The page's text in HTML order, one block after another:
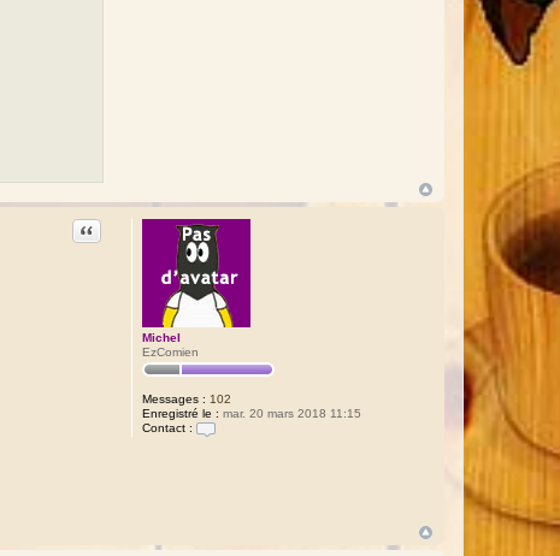
Michel
EzComien
Messages : 102
Enregistré le : mar. 20 mars 2018 11:15
Contact :
Citation